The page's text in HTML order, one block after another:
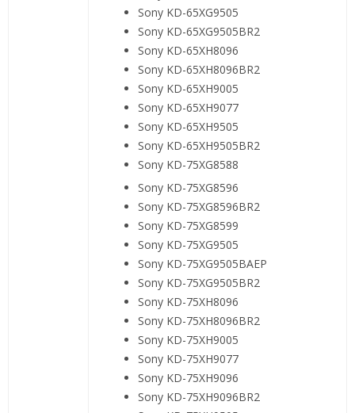
Sony KD-65XG9505
Sony KD-65XG9505BR2
Sony KD-65XH8096
Sony KD-65XH8096BR2
Sony KD-65XH9005
Sony KD-65XH9077
Sony KD-65XH9505
Sony KD-65XH9505BR2
Sony KD-75XG8588
Sony KD-75XG8596
Sony KD-75XG8596BR2
Sony KD-75XG8599
Sony KD-75XG9505
Sony KD-75XG9505BAEP
Sony KD-75XG9505BR2
Sony KD-75XH8096
Sony KD-75XH8096BR2
Sony KD-75XH9005
Sony KD-75XH9077
Sony KD-75XH9096
Sony KD-75XH9096BR2